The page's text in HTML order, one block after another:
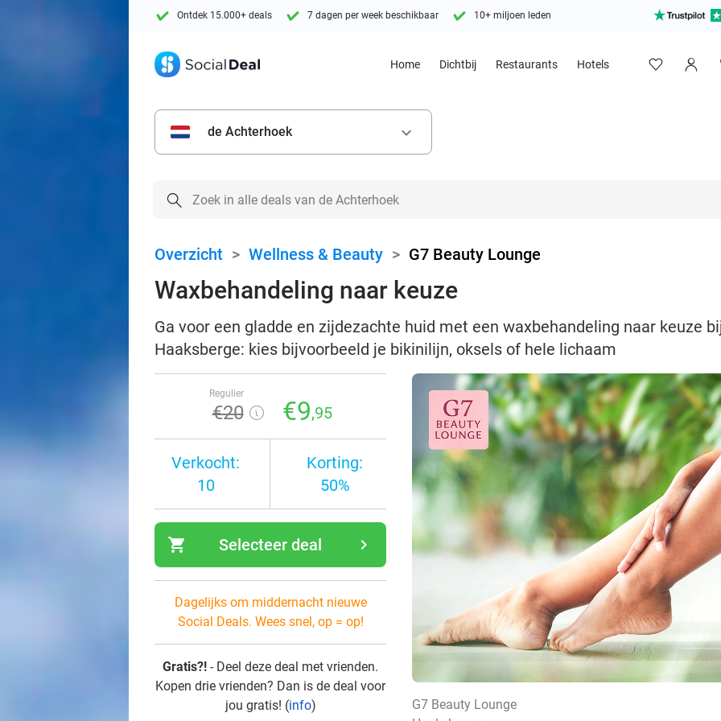
Ontdek 15.000+ deals 7 dagen per week beschikbaar 10+ miljoen leden
Home Dichtbij Restaurants Hotels
de Achterhoek keyboard_arrow_down
Overzicht > Wellness & Beauty > G7 Beauty Lounge
Waxbehandeling naar keuze
Ga voor een gladde en zijdezachte huid met een waxbehandeling naar keuze
Haaksberge: kies bijvoorbeeld je bikinilijn, oksels of hele lichaam
Regulier
€20 €9,95
Verkocht:
10
Korting:
50%
shopping_cart navigate_next
Selecteer deal
Dagelijks om middernacht nieuwe
Social Deals. Wees snel, op = op!
Gratis?! - Deel deze deal met vrienden.
Kopen drie vrienden? Dan is de deal voor
jou gratis! (info)
G7 Beauty Lounge